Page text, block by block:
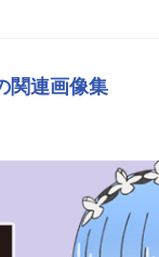
関連画像集